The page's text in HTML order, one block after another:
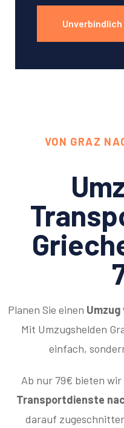
VON GRAZ
Planen Sie einen Umzug
Mit Umzugshelden
einfach,
Ab nur 79€ bieten wir
Transportdienste
darauf